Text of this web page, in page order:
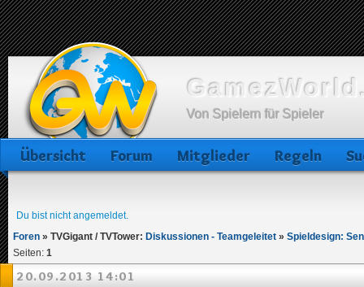
Von Spielern für Spieler
Übersicht Forum Mitglieder Regeln
Du bist nicht angemeldet.
Foren » TVGigant / TVTower: Diskussionen - Teamgeleitet » Spieldesign:
Seiten: 1
20.09.2013 14:01